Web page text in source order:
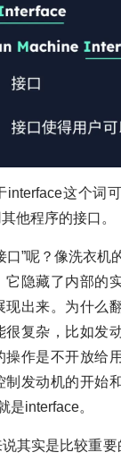
interface这个词
他程序的接口。
”呢？像洗衣机
它隐藏了内部的
现出来。为什么
很复杂，比如发
操作是不开放给
制发动机的开始
是interface。
其实是比较重